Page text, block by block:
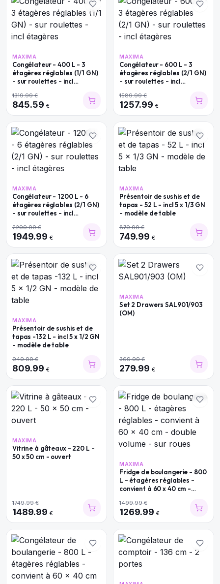
MAXIMA
Congélateur - 400 L - 3
étagères réglables (1/1 GN)
- sur roulettes - incl
1319.99€
845.59 €
MAXIMA
Congélateur - 600 L - 3
étagères réglables (2/1 GN)
- sur roulettes - incl
1589.99€
1257.99 €
MAXIMA
Congélateur - 1200 L - 6
étagères réglables (2/1 GN)
- sur roulettes - incl
2299.99€
1949.99 €
MAXIMA
Présentoir de sushis et de
tapas - 52 L - incl 5 x 1/3 GN
- modèle de table
879.99€
749.99 €
MAXIMA
Présentoir de sushis et de
tapas -132 L - incl 5 x 1/2 GN
- modèle de table
949.99€
809.99 €
MAXIMA
Set 2 Drawers SAL901/903
(OM)
369.99€
279.99 €
MAXIMA
Vitrine à gâteaux - 220 L -
50 x 50 cm - ouvert
1749.99€
1489.99 €
MAXIMA
Fridge de boulangerie - 800
L - étagères réglables -
convient à 60 x 40 cm -
1499.99€
1269.99 €